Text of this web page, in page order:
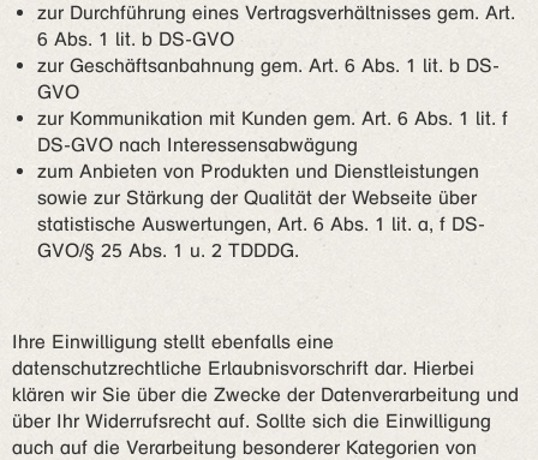
zur Durchführung eines Vertragsverhältnisses gem. Art.
6 Abs. 1 lit. b DS-GVO
zur Geschäftsanbahnung gem. Art. 6 Abs. 1 lit. b DS-
GVO
zur Kommunikation mit Kunden gem. Art. 6 Abs. 1 lit. f
DS-GVO nach Interessensabwägung
zum Anbieten von Produkten und Dienstleistungen
sowie zur Stärkung der Qualität der Webseite über
statistische Auswertungen, Art. 6 Abs. 1 lit. a, f DS-
GVO/§ 25 Abs. 1 u. 2 TDDDG.
Ihre Einwilligung stellt ebenfalls eine
datenschutzrechtliche Erlaubnisvorschrift dar. Hierbei
klären wir Sie über die Zwecke der Datenverarbeitung und
über Ihr Widerrufsrecht auf. Sollte sich die Einwilligung
auch auf die Verarbeitung besonderer Kategorien von